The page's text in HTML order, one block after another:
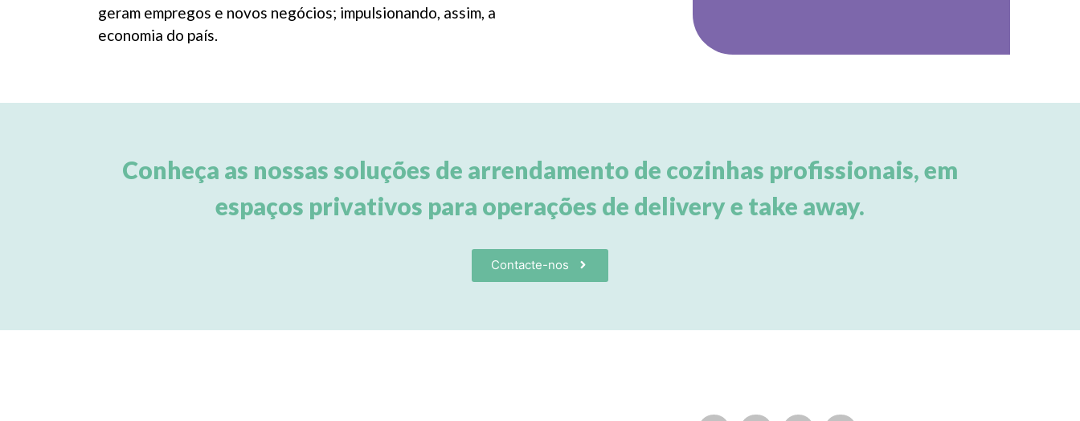
geram empregos e novos negócios; impulsionando, assim, a
economia do país.
Conheça as nossas soluções de arrendamento de cozinhas profissionais, em
espaços privativos para operações de delivery e take away.
Contacte-nos